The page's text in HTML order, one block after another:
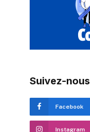
Suivez-nous
Facebook
Instagram